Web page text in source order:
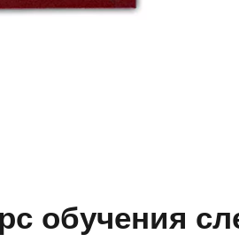
обучения